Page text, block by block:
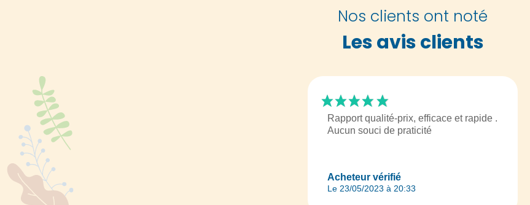
Nos clients ont noté
Les avis clients
Acheteur vérifié
Le 23/05/2023 à 20:33
Rapport qualité-prix, efficace et rapide .
Aucun souci de praticité